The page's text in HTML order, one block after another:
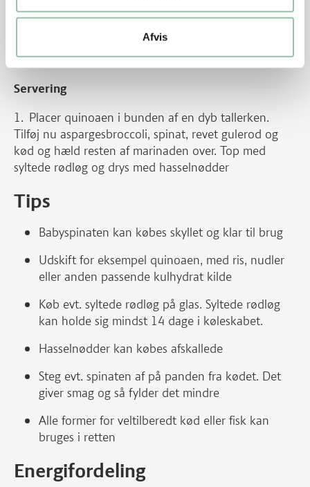
Afvis
hver side. Det skal syde. Steg i ca. 2 min på hver side,
tag kødet af og lad det hvile i ca. 5 min
Skær kødet i tynde skiver
Servering
Placer quinoaen i bunden af en dyb tallerken.
Tilføj nu aspargesbroccoli, spinat, revet gulerod og
kød og hæld resten af marinaden over. Top med
syltede rødløg og drys med hasselnødder
Tips
Babyspinaten kan købes skyllet og klar til brug
Udskift for eksempel quinoaen, med ris, nudler
eller anden passende kulhydrat kilde
Køb evt. syltede rødløg på glas. Syltede rødløg
kan holde sig mindst 14 dage i køleskabet.
Hasselnødder kan købes afskallede
Steg evt. spinaten af på panden fra kødet. Det
giver smag og så fylder det mindre
Alle former for veltilberedt kød eller fisk kan
bruges i retten
Energifordeling